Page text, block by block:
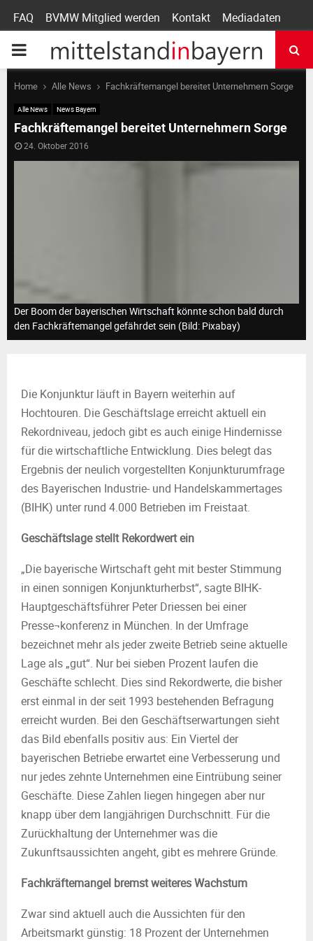
FAQ BVMW Mitglied werden Kontakt Mediadaten
P
R
I
M
M
N
U
Home Alle News Fachkräftemangel bereitet Unternehmern Sorge
Alle News News Bayern
Fachkräftemangel bereitet Unternehmern Sorge
24. Oktober 2016
Der Boom der bayerischen Wirtschaft könnte schon bald durch
den Fachkräftemangel gefährdet sein (Bild: Pixabay)
Die Konjunktur läuft in Bayern weiterhin auf
Hochtouren. Die Geschäftslage erreicht aktuell ein
Rekordniveau, jedoch gibt es auch einige Hindernisse
für die wirtschaftliche Entwicklung. Dies belegt das
Ergebnis der neulich vorgestellten Konjunkturumfrage
des Bayerischen Industrie- und Handelskammertages
(BIHK) unter rund 4.000 Betrieben im Freistaat.
Geschäftslage stellt Rekordwert ein
„Die bayerische Wirtschaft geht mit bester Stimmung
in einen sonnigen Konjunkturherbst“, sagte BIHK-
Hauptgeschäftsführer Peter Driessen bei einer
Presse¬konferenz in München. In der Umfrage
bezeichnet mehr als jeder zweite Betrieb seine aktuelle
Lage als „gut“. Nur bei sieben Prozent laufen die
Geschäfte schlecht. Dies sind Rekordwerte, die bisher
erst einmal in der seit 1993 bestehenden Befragung
erreicht wurden. Bei den Geschäftserwartungen sieht
das Bild ebenfalls positiv aus: Ein Viertel der
bayerischen Betriebe erwartet eine Verbesserung und
nur jedes zehnte Unternehmen eine Eintrübung seiner
Geschäfte. Diese Zahlen liegen hingegen aber nur
knapp über dem langjährigen Durchschnitt. Für die
Zurückhaltung der Unternehmer was die
Zukunftsaussichten angeht, gibt es mehrere Gründe.
Fachkräftemangel bremst weiteres Wachstum
Zwar sind aktuell auch die Aussichten für den
Arbeitsmarkt günstig: 18 Prozent der Unternehmen